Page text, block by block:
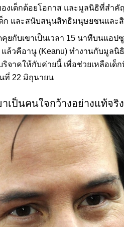
เด็กด้อยโอกาส และมูลนิธิที่สำคั
ก และสนับสนุนสิทธิมนุษยชนและ
ยกับเขาเป็นเวลา 15 นาทีบนแอ
ล้วคีอานู (Keanu) ทำงานกับมูลนิ
จาคให้กับค่ายนี้ เพื่อช่วยเหลือเด็
ที่ 22 มิถุนายน
าเป็นคนใจกว้างอย่างแท้จริง